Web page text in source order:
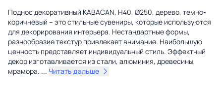
Поднос декоративный KABACAN, H40, Ø250, дерево, темно-
коричневый – это стильные сувениры, которые используются
для декорирования интерьера. Нестандартные формы,
разнообразие текстур привлекает внимание. Наибольшую
ценность представляет индивидуальный стиль. Эффектный
декор изготавливается из стали, алюминия, древесины,
мрамора. ... Читать дальше